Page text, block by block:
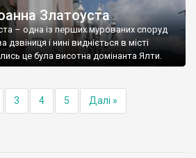
Златоуста
– одна із перших мурованих споруд
і нині видніється в місті
це була висотна домінанта Ялти.
3 4 5 Далі »